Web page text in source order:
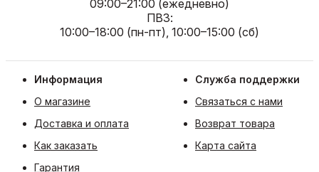
09:00–21:00 (ежедневно)
ПВЗ:
10:00–18:00 (пн-пт), 10:00–15:00 (сб)
Информация
О магазине
Доставка и оплата
Как заказать
Гарантия
Служба поддержки
Связаться с нами
Возврат товара
Карта сайта